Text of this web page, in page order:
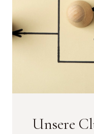
Unsere